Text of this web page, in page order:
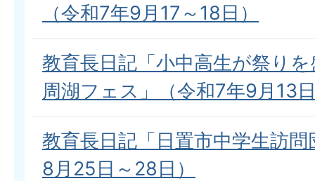
（令和7年9月17～18日）
教育長日記「小中高生が祭り
周湖フェス」（令和7年9月13
教育長日記「日置市中学生訪
8月25日～28日）